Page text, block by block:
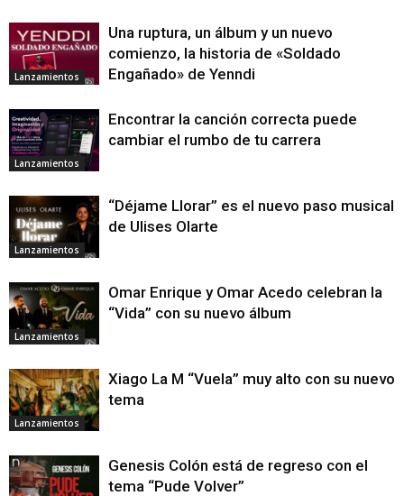
Lanzamientos
Una ruptura, un álbum y un nuevo
comienzo, la historia de «Soldado
Engañado» de Yenndi
Lanzamientos
Encontrar la canción correcta puede
cambiar el rumbo de tu carrera
Lanzamientos
“Déjame Llorar” es el nuevo paso musical
de Ulises Olarte
Lanzamientos
Omar Enrique y Omar Acedo celebran la
“Vida” con su nuevo álbum
Lanzamientos
Xiago La M “Vuela” muy alto con su nuevo
tema
Genesis Colón está de regreso con el
tema “Pude Volver”